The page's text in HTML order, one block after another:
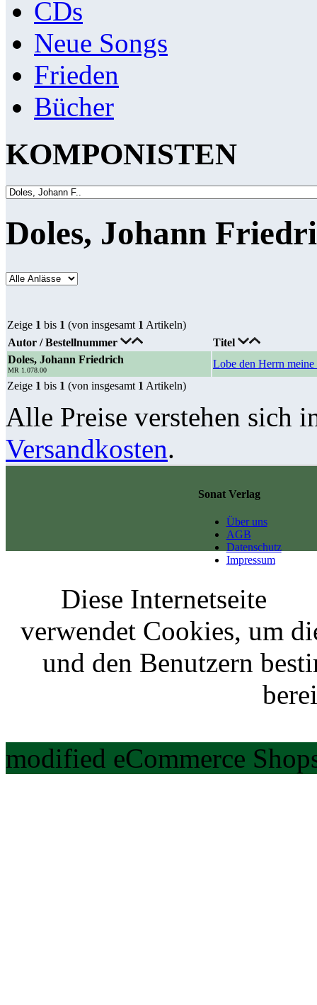
CDs
Neue Songs
Frieden
Bücher
KOMPONISTEN
Doles, Johann
Zeige 1 bis 1 (von insgesamt 1 Artikeln)
Autor / Bestellnummer
Titel
Doles, Johann Friedrich
MR 1.078.00
Lobe den Herrn meine
Zeige 1 bis 1 (von insgesamt 1 Artikeln)
Alle Preise verstehen sich
Versandkosten.
Sonat Verlag
Über uns
AGB
Datenschutz
Impressum
Diese Internetseite
verwendet Cookies, um
und den Benutzern
modified eCommerce